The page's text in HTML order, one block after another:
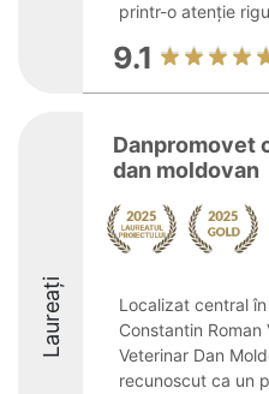
printr-o atenție
9.1
Laureați
Danpromovet
dan moldovan
Localizat central
Constantin
Veterinar Dan
recunoscut ca un